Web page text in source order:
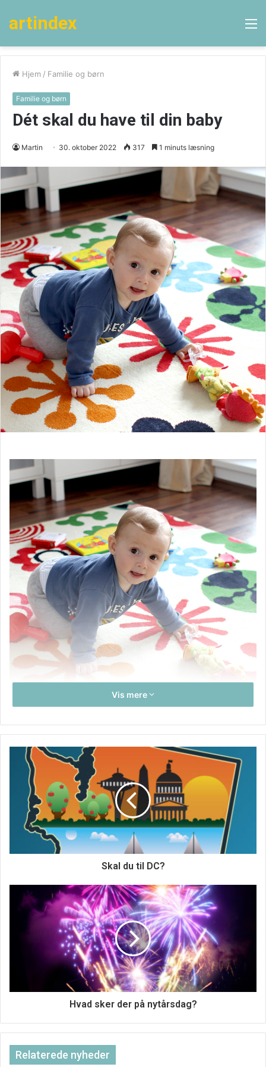
artindex
Hjem / Familie og børn
Familie og børn
Dét skal du have til din baby
Martin 30. oktober 2022 317 1 minuts læsning
Når det kommer til pusleborde til babyer, er der en række
forskellige stilarter og funktioner at vælge imellem. Nogle
pusleborde er relativt enkle med blot en bordflade og
nogle hylder til opbevaring af håndklæder og andre
forsyninger. Andre pusleborde har mere avancerede
funktioner som f.eks. justerbar højde, særlige
opbevaringsområder til bleer eller endda indbyggede
vaske til at vaske dit barns hænder eller ansigt under
bleskift. Uanset om du er på udkig efter noget simpelt eller
mere højteknologisk, er der helt sikkert et puslebord, der
passer til dig. I sidste ende er det vigtigste, når du skal
vælge et puslebord, at du tænker over, hvad dine behov
og præferencer er, og derefter finder et bord, der opfylder
disse behov. Når alt kommer til alt, er hele pointen med at
bruge et puslebord at sikre, at din lille har den bedst
mulige pleje under bleskift! Så tag dig god tid, udforsk alle
dine muligheder, og vælg det bedste puslebord til dig og
Tasker til babyer
Tasker til babyer er meget vigtige. De hjælper med at
Vis mere
Skal du til DC?
Hvad sker der på nytårsdag?
Relaterede nyheder